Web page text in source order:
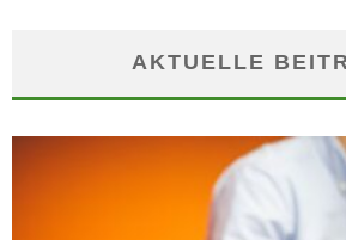
AKTUELLE